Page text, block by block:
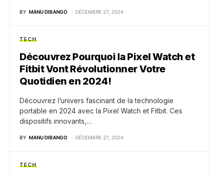
BY MANU DIBANGO DÉCEMBRE 27, 2024
TECH
Découvrez Pourquoi la Pixel Watch et
Fitbit Vont Révolutionner Votre
Quotidien en 2024!
Découvrez l’univers fascinant de la technologie
portable en 2024 avec la Pixel Watch et Fitbit. Ces
dispositifs innovants,…
BY MANU DIBANGO DÉCEMBRE 27, 2024
TECH